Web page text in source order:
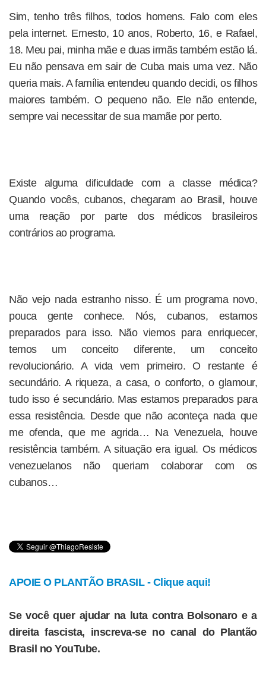
Sim, tenho três filhos, todos homens. Falo com eles
pela internet. Ernesto, 10 anos, Roberto, 16, e Rafael,
18. Meu pai, minha mãe e duas irmãs também estão lá.
Eu não pensava em sair de Cuba mais uma vez. Não
queria mais. A família entendeu quando decidi, os filhos
maiores também. O pequeno não. Ele não entende,
sempre vai necessitar de sua mamãe por perto.
Existe alguma dificuldade com a classe médica?
Quando vocês, cubanos, chegaram ao Brasil, houve
uma reação por parte dos médicos brasileiros
contrários ao programa.
Não vejo nada estranho nisso. É um programa novo,
pouca gente conhece. Nós, cubanos, estamos
preparados para isso. Não viemos para enriquecer,
temos um conceito diferente, um conceito
revolucionário. A vida vem primeiro. O restante é
secundário. A riqueza, a casa, o conforto, o glamour,
tudo isso é secundário. Mas estamos preparados para
essa resistência. Desde que não aconteça nada que
me ofenda, que me agrida… Na Venezuela, houve
resistência também. A situação era igual. Os médicos
venezuelanos não queriam colaborar com os
cubanos…
APOIE O PLANTÃO BRASIL - Clique aqui!
Se você quer ajudar na luta contra Bolsonaro e a
direita fascista, inscreva-se no canal do Plantão
Brasil no YouTube.